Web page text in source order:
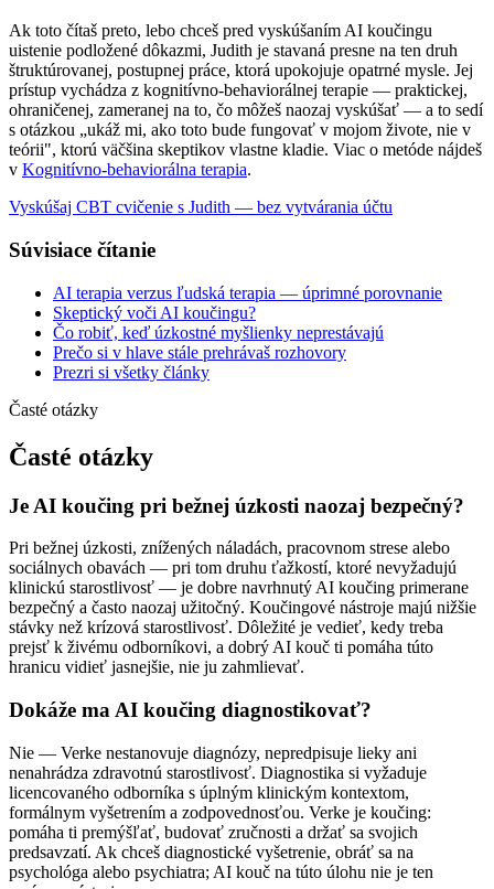
Ak toto čítaš preto, lebo chceš pred vyskúšaním AI koučingu
uistenie podložené dôkazmi, Judith je stavaná presne na ten druh
štruktúrovanej, postupnej práce, ktorá upokojuje opatrné mysle. Jej
prístup vychádza z kognitívno-behaviorálnej terapie — praktickej,
ohraničenej, zameranej na to, čo môžeš naozaj vyskúšať — a to sedí
s otázkou „ukáž mi, ako toto bude fungovať v mojom živote, nie v
teórii", ktorú väčšina skeptikov vlastne kladie. Viac o metóde nájdeš
v Kognitívno-behaviorálna terapia.
Vyskúšaj CBT cvičenie s Judith — bez vytvárania účtu
Súvisiace čítanie
AI terapia verzus ľudská terapia — úprimné porovnanie
Skeptický voči AI koučingu?
Čo robiť, keď úzkostné myšlienky neprestávajú
Prečo si v hlave stále prehrávaš rozhovory
Prezri si všetky články
Časté otázky
Časté otázky
Je AI koučing pri bežnej úzkosti naozaj bezpečný?
Pri bežnej úzkosti, znížených náladách, pracovnom strese alebo
sociálnych obavách — pri tom druhu ťažkostí, ktoré nevyžadujú
klinickú starostlivosť — je dobre navrhnutý AI koučing primerane
bezpečný a často naozaj užitočný. Koučingové nástroje majú nižšie
stávky než krízová starostlivosť. Dôležité je vedieť, kedy treba
prejsť k živému odborníkovi, a dobrý AI kouč ti pomáha túto
hranicu vidieť jasnejšie, nie ju zahmlievať.
Dokáže ma AI koučing diagnostikovať?
Nie — Verke nestanovuje diagnózy, nepredpisuje lieky ani
nenahrádza zdravotnú starostlivosť. Diagnostika si vyžaduje
licencovaného odborníka s úplným klinickým kontextom,
formálnym vyšetrením a zodpovednosťou. Verke je koučing:
pomáha ti premýšľať, budovať zručnosti a držať sa svojich
predsavzatí. Ak chceš diagnostické vyšetrenie, obráť sa na
psychológa alebo psychiatra; AI kouč na túto úlohu nie je ten